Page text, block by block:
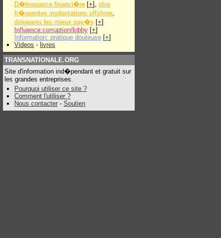
D�linquance financi�re [+], plus
fr�quentes implantations offshore,
dirigeants les mieux pay�s [+]
Influence:corruption/lobby [+]
Information: pratique douteuse [+]
Videos - livres
TRANSNATIONALE.ORG
Site d'information ind�pendant et gratuit sur
les grandes entreprises.
Pourquoi utiliser ce site ?
Comment l'utiliser ?
Nous contacter - Soutien